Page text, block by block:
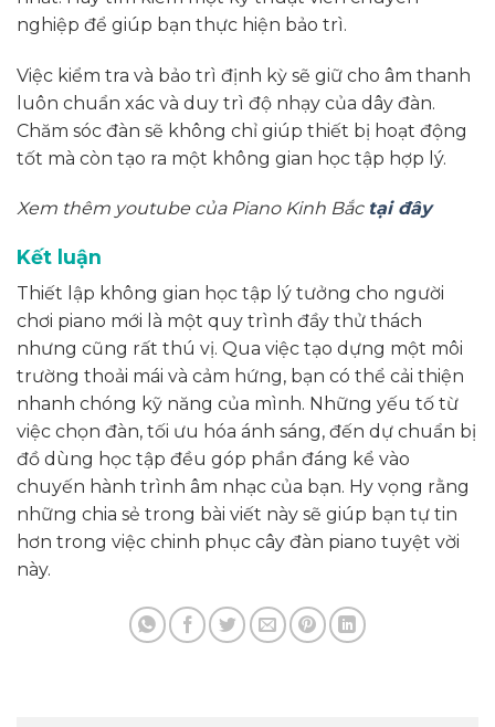
nghiệp để giúp bạn thực hiện bảo trì.
Việc kiểm tra và bảo trì định kỳ sẽ giữ cho âm thanh
luôn chuẩn xác và duy trì độ nhạy của dây đàn.
Chăm sóc đàn sẽ không chỉ giúp thiết bị hoạt động
tốt mà còn tạo ra một không gian học tập hợp lý.
Xem thêm youtube của Piano Kinh Bắc tại đây
Kết luận
Thiết lập không gian học tập lý tưởng cho người
chơi piano mới là một quy trình đầy thử thách
nhưng cũng rất thú vị. Qua việc tạo dựng một môi
trường thoải mái và cảm hứng, bạn có thể cải thiện
nhanh chóng kỹ năng của mình. Những yếu tố từ
việc chọn đàn, tối ưu hóa ánh sáng, đến dự chuẩn bị
đồ dùng học tập đều góp phần đáng kể vào
chuyến hành trình âm nhạc của bạn. Hy vọng rằng
những chia sẻ trong bài viết này sẽ giúp bạn tự tin
hơn trong việc chinh phục cây đàn piano tuyệt vời
này.